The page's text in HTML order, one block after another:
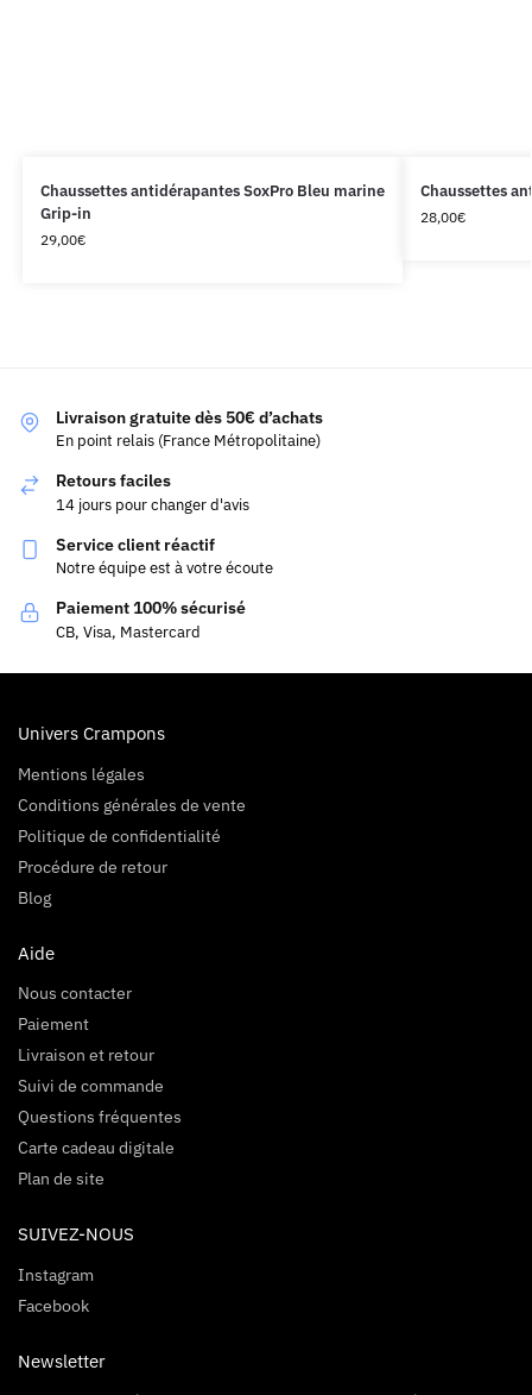
Chaussettes antidérapantes SoxPro Bleu marine
Grip-in
29,00€
Chaussettes
28,00€
Livraison gratuite dès 50€ d’achats
En point relais (France Métropolitaine)
Retours faciles
14 jours pour changer d'avis
Service client réactif
Notre équipe est à votre écoute
Paiement 100% sécurisé
CB, Visa, Mastercard
Univers Crampons
Mentions légales
Conditions générales de vente
Politique de confidentialité
Procédure de retour
Blog
Aide
Nous contacter
Paiement
Livraison et retour
Suivi de commande
Questions fréquentes
Carte cadeau digitale
Plan de site
SUIVEZ-NOUS
Instagram
Facebook
Newsletter